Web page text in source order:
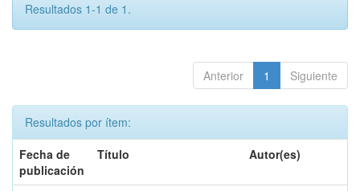
Resultados 1-1 de 1.
Anterior 1 Siguiente
Resultados por ítem:
Fecha de
publicación
Título Autor(es)